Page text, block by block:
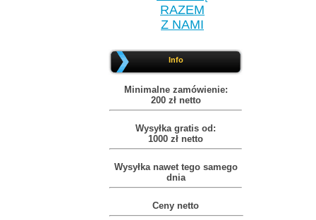
RAZEM
Z NAMI
Info
Minimalne zamówienie:
200 zł netto
Wysyłka gratis od:
1000 zł netto
Wysyłka nawet tego samego
dnia
Ceny netto